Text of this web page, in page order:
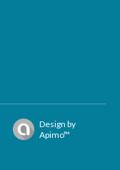
Design by
Apimo™